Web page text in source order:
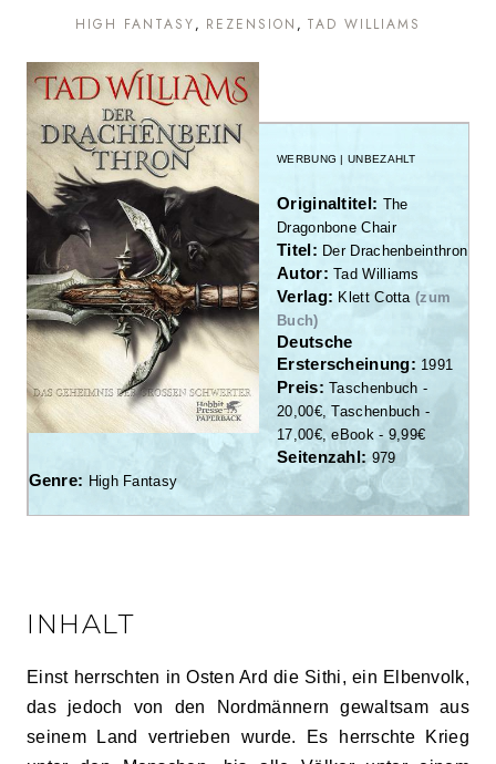
HIGH FANTASY REZENSION TAD WILLIAMS
WERBUNG | UNBEZAHLT
Originaltitel: The
Dragonbone Chair
Titel: Der Drachenbeinthron
Autor:Tad Williams
Verlag: Klett Cotta (zum
Buch)
Deutsche
Ersterscheinung: 1991
Preis:Taschenbuch -
20,00€, Taschenbuch -
17,00€, eBook - 9,99€
Seitenzahl: 979
Genre: High Fantasy
INHALT
Einst herrschten in Osten Ard die Sithi, ein Elbenvolk,
das jedoch von den Nordmännern gewaltsam aus
seinem Land vertrieben wurde. Es herrschte Krieg